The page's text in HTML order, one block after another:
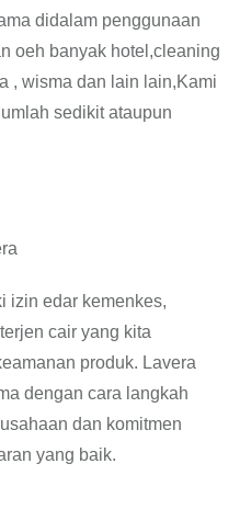
didalam penggunaan
oeh banyak hotel,cleaning
, wisma dan lain lain,Kami
sedikit ataupun
izin edar kemenkes,
cair yang kita
produk. Lavera
dengan cara langkah
dan komitmen
yang baik.